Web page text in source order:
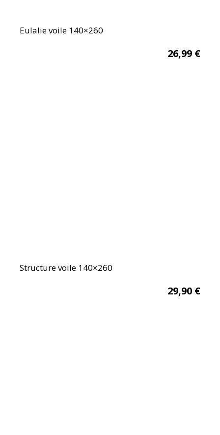
Eulalie voile 140×260
26,99 €
Structure voile 140×260
29,90 €